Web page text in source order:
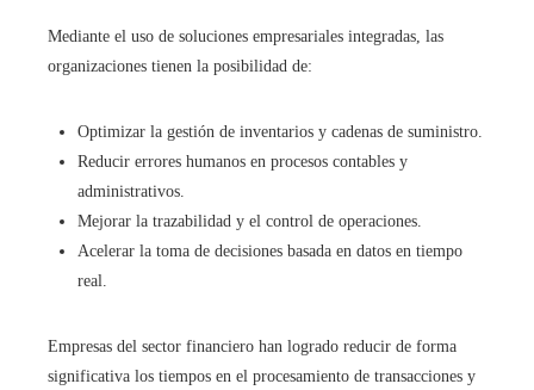
Mediante el uso de soluciones empresariales integradas, las
organizaciones tienen la posibilidad de:
Optimizar la gestión de inventarios y cadenas de suministro.
Reducir errores humanos en procesos contables y
administrativos.
Mejorar la trazabilidad y el control de operaciones.
Acelerar la toma de decisiones basada en datos en tiempo
real.
Empresas del sector financiero han logrado reducir de forma
significativa los tiempos en el procesamiento de transacciones y